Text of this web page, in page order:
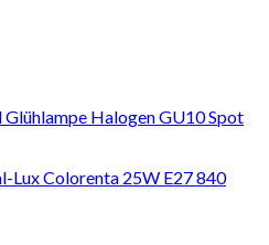
Halogen GU10 Spot